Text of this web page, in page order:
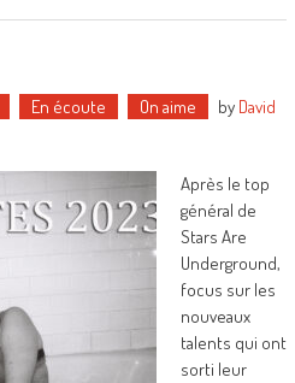
En écoute On aime by David
Après le top
général de
Stars Are
Underground,
focus sur les
nouveaux
talents qui ont
sorti leur